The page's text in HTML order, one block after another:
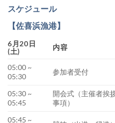
スケジュール
【佐喜浜漁港】
6月20日
(土)
内容
05:00 ~
05:30
参加者受付
05:30 ~
05:45
開会式（主催者挨
事項）
05:45 ~